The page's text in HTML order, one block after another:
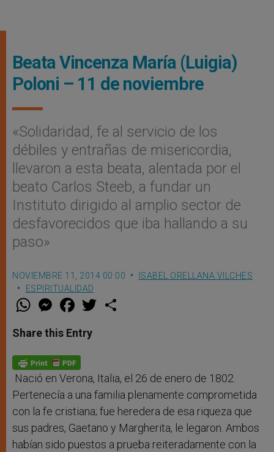
Beata Vincenza María (Luigia)
Poloni – 11 de noviembre
«Solidaridad, fe al servicio de los
débiles y entrañas de misericordia,
llevaron a esta beata, alentada por el
beato Carlos Steeb, a fundar un
Instituto dirigido al amplio sector de
desfavorecidos que iba hallando a su
paso»
NOVIEMBRE 11, 2014 00:00
ISABEL ORELLANA VILCHES
ESPIRITUALIDAD
W
t
s
p
p
M
e
s
e
g
e
r
F
a
e
b
o
k
w
Share this Entry
Nació en Verona, Italia, el 26 de enero de 1802.
Pertenecía a una familia plenamente comprometida
con la fe cristiana; fue heredera de esa riqueza que
sus padres, Gaetano y Margherita, le legaron. Ambos
habían sido puestos a prueba reiteradamente con la